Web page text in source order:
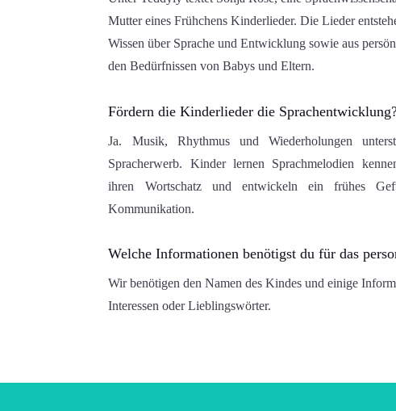
Mutter eines Frühchens Kinderlieder. Die Lieder
Wissen über Sprache und Entwicklung sowie aus
den Bedürfnissen von Babys und Eltern.
Fördern die Kinderlieder die
Ja. Musik, Rhythmus und Wiederholungen
Spracherwerb. Kinder lernen Sprachmelodien
ihren Wortschatz und entwickeln ein frühes
Kommunikation.
Welche Informationen benötigst du für das
Wir benötigen den Namen des Kindes und einige
Interessen oder Lieblingswörter.